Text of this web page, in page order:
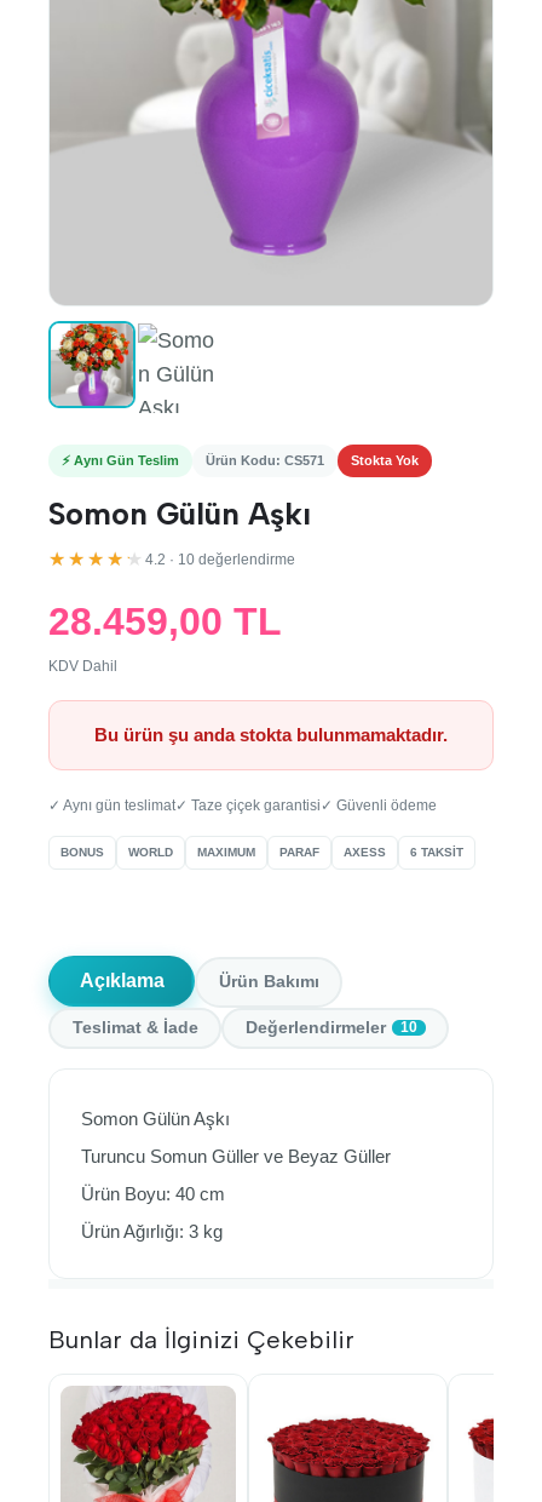
⚡ Aynı Gün Teslim Ürün Kodu: CS571 Stokta Yok
Somon Gülün Aşkı
★★★★★ 4.2 · 10 değerlendirme
28.459,00 TL
KDV Dahil
Bu ürün şu anda stokta bulunmamaktadır.
✓ Aynı gün teslimat✓ Taze çiçek garantisi ✓ Güvenli ödeme
BONUS WORLD MAXIMUM PARAF AXESS 6 TAKSİT
Açıklama Ürün Bakımı
Teslimat & İade Değerlendirmeler 10
Somon Gülün Aşkı
Turuncu Somun Güller ve Beyaz Güller
Ürün Boyu: 40 cm
Ürün Ağırlığı: 3 kg
Bunlar da İlginizi Çekebilir